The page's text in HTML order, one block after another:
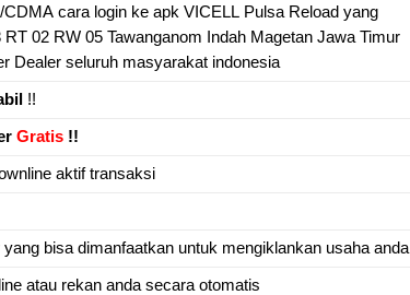
cara login ke apk VICELL Pulsa Reload yang
02 RW 05 Tawanganom Indah Magetan Jawa Timur
Dealer seluruh masyarakat indonesia
!!
Gratis !!
aktif transaksi
bisa dimanfaatkan untuk mengiklankan usaha anda
atau rekan anda secara otomatis